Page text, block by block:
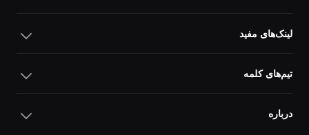
لینک‌های مفید
تیم‌های کلمه
درباره